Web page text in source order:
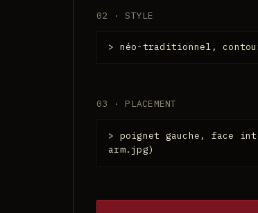
02 · STYLE
> néo-traditionnel,
03 · PLACEMENT
> poignet gauche, face
arm.jpg)